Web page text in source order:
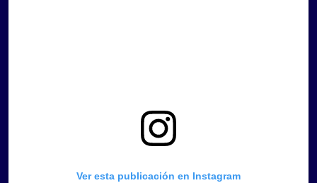
Ver esta publicación en Instagram